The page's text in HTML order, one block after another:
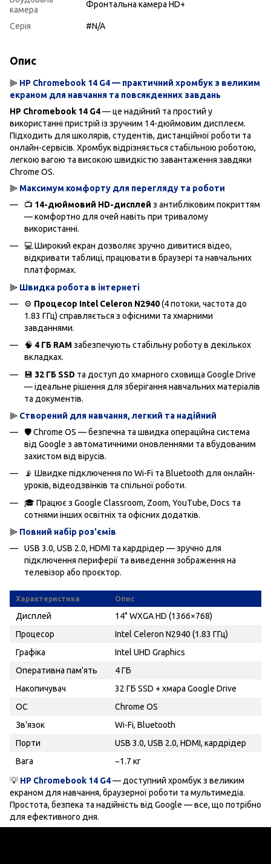
камера
Фронтальна камера HD+
Серія #N/A
Опис
⫸ HP Chromebook 14 G4 — практичний хромбук з великим
екраном для навчання та повсякденних завдань
HP Chromebook 14 G4— це надійний та простий у
використанні пристрій із зручним 14-дюймовим дисплеєм.
Підходить для школярів, студентів, дистанційної роботи та
онлайн-сервісів. Хромбук відрізняється стабільною роботою,
легкою вагою та високою швидкістю завантаження завдяки
Chrome OS.
⫸ Максимум комфорту для перегляду та роботи
📺 14-дюймовий HD-дисплей з антибліковим покриттям
— комфортно для очей навіть при тривалому
використанні.
💻 Широкий екран дозволяє зручно дивитися відео,
відкривати таблиці, працювати в браузері та навчальних
платформах.
⫸ Швидка робота в інтернеті
⚙️ Процесор Intel Celeron N2940(4 потоки, частота до
1.83 ГГц) справляється з офісними та хмарними
завданнями.
🧠 4 ГБ RAMзабезпечують стабільну роботу в декількох
вкладках.
💾 32 ГБ SSD та доступ до хмарного сховища Google Drive
— ідеальне рішення для зберігання навчальних матеріалів
та документів.
⫸ Створений для навчання, легкий та надійний
🛡️ Chrome OS — безпечна та швидка операційна система
від Google з автоматичними оновленнями та вбудованим
захистом від вірусів.
📡 Швидке підключення по Wi-Fi та Bluetooth для онлайн-
уроків, відеодзвінків та спільної роботи.
🎓 Працює з Google Classroom, Zoom, YouTube, Docs та
сотнями інших освітніх та офісних додатків.
⫸ Повний набір роз'ємів
USB 3.0, USB 2.0, HDMI та кардрідер — зручно для
підключення периферії та виведення зображення на
телевізор або проєктор.
Характеристика Опис
Дисплей
14" WXGA HD (1366×768)
Процесор
Intel Celeron N2940 (1.83 ГГц)
Графіка
Intel UHD Graphics
Оперативна пам'ять
4 ГБ
Накопичувач
32 ГБ SSD + хмара Google Drive
ОС
Chrome OS
Зв'язок
Wi-Fi, Bluetooth
Порти
USB 3.0, USB 2.0, HDMI, кардрідер
Вага
~1.7 кг
💡 HP Chromebook 14 G4— доступний хромбук з великим
екраном для навчання, браузерної роботи та мультимедіа.
Простота, безпека та надійність від Google — все, що потрібно
для ефективного дня.